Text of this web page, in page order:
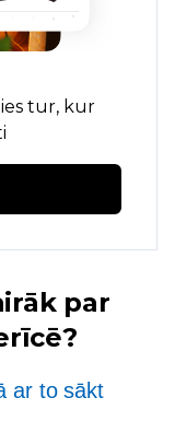
tur, kur
par
ar to sākt